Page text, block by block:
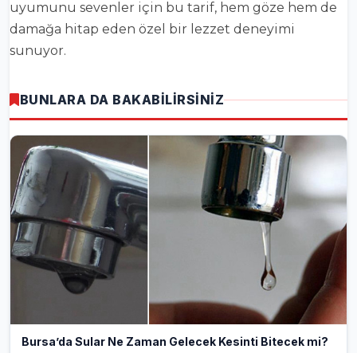
uyumunu sevenler için bu tarif, hem göze hem de
damağa hitap eden özel bir lezzet deneyimi
sunuyor.
BUNLARA DA BAKABİLİRSİNİZ
Bursa’da Sular Ne Zaman Gelecek Kesinti Bitecek mi?